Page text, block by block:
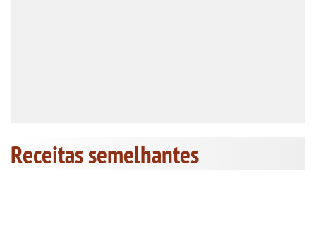
Receitas semelhantes